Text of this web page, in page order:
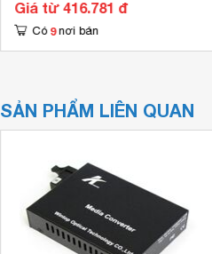
Giá từ 416.781 đ
Có 9 nơi bán
SẢN PHẨM LIÊN QUAN